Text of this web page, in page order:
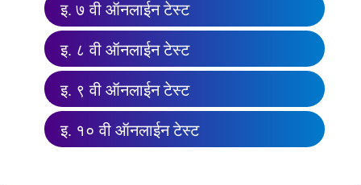
इ. ७ वी ऑनलाईन टेस्ट
इ. ८ वी ऑनलाईन टेस्ट
इ. ९ वी ऑनलाईन टेस्ट
इ. १० वी ऑनलाईन टेस्ट